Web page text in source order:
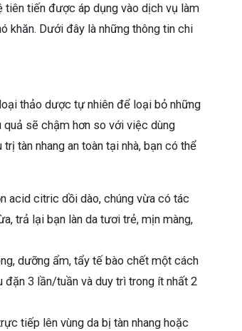
tiên tiến được áp dụng vào dịch vụ làm
khăn. Dưới đây là những thông tin chi
thảo dược tự nhiên để loại bỏ những
quả sẽ chậm hơn so với việc dùng
tàn nhang an toàn tại nhà, bạn có thể
acid citric dồi dào, chúng vừa có tác
trả lại bạn làn da tươi trẻ, mịn màng,
dưỡng ẩm, tẩy tế bào chết một cách
3 lần/tuần và duy trì trong ít nhất 2
tiếp lên vùng da bị tàn nhang hoặc